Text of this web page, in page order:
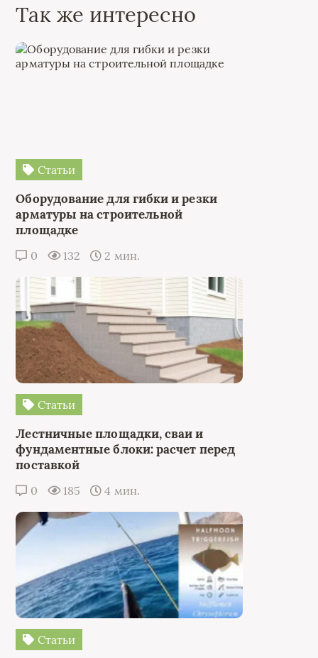
Так же интересно
Статьи
Оборудование для гибки и резки
арматуры на строительной
площадке
0 132 2 мин.
Статьи
Лестничные площадки, сваи и
фундаментные блоки: расчет перед
поставкой
0 185 4 мин.
Статьи